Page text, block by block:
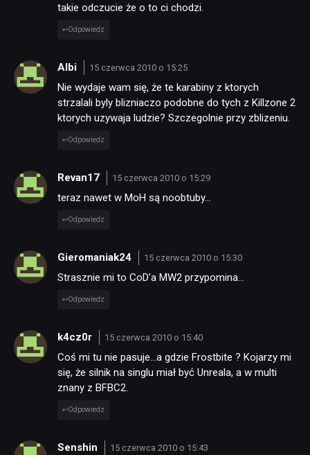
takie odczucie że o to ci chodzi.
Odpowiedz
Albi 15 czerwca 2010 o 15:25
Nie wydaje wam się, że te karabiny z ktorych
strzalali byly blizniaczo podobne do tych z Killzone 2
ktorych uzywaja ludzie? Szczegolnie przy zblizeniu.
Odpowiedz
Revan17 15 czerwca 2010 o 15:29
teraz nawet w MoH są noobtuby…
Odpowiedz
Gieromaniak24 15 czerwca 2010 o 15:30
Strasznie mi to CoD’a MW2 przypomina…
Odpowiedz
k4cz0r 15 czerwca 2010 o 15:40
Coś mi tu nie pasuje…a gdzie Frostbite ? Kojarzy mi
się, że silnik na singlu miał być Unreala, a w multi
znany z BFBC2.
Odpowiedz
Senshin 15 czerwca 2010 o 15:43